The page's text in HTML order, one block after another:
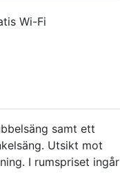
Wi-Fi
samt ett
Utsikt mot
I rumspriset ingår